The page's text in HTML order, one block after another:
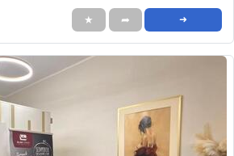
★ ➦ ➜